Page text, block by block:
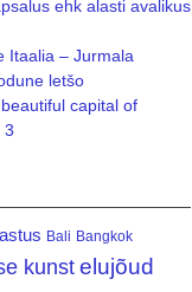
ehk alasti avalikus
Itaalia – Jurmala
letšo
capital of
3
Bali Bangkok
kunst elujõud